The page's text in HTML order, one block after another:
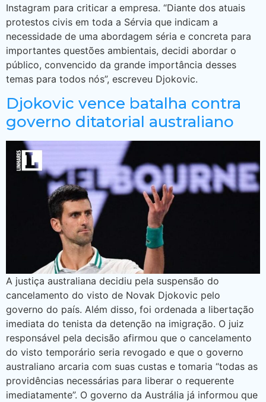
Instagram para criticar a empresa. “Diante dos atuais
protestos civis em toda a Sérvia que indicam a
necessidade de uma abordagem séria e concreta para
importantes questões ambientais, decidi abordar o
público, convencido da grande importância desses
temas para todos nós”, escreveu Djokovic.
Djokovic vence batalha contra
governo ditatorial australiano
A justiça australiana decidiu pela suspensão do
cancelamento do visto de Novak Djokovic pelo
governo do país. Além disso, foi ordenada a libertação
imediata do tenista da detenção na imigração. O juiz
responsável pela decisão afirmou que o cancelamento
do visto temporário seria revogado e que o governo
australiano arcaria com suas custas e tomaria “todas as
providências necessárias para liberar o requerente
imediatamente”. O governo da Austrália já informou que